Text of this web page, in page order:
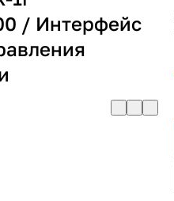
/ Интерфейс